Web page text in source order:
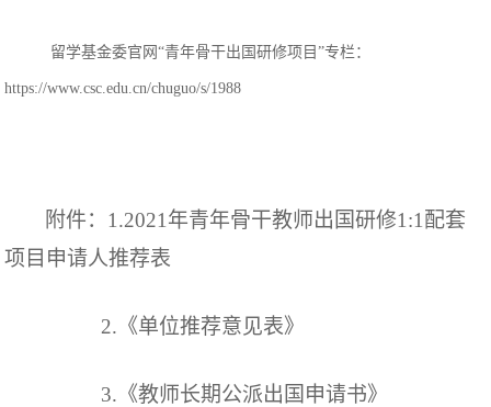
留学基金委官网“青年骨干出国研修项目”专栏：
https://www.csc.edu.cn/chuguo/s/1988
附件： 1.2021 年青年骨干教师出国研修1:1 配套
项目申请人推荐表
2. 《单位推荐意见表》
3.《教师长期公派出国申请书》